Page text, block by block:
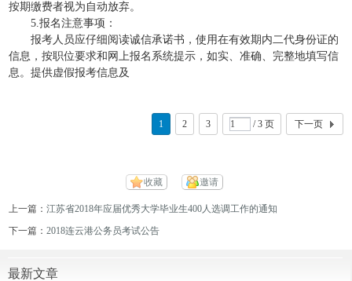
按期缴费者视为自动放弃。
5.报名注意事项：
报考人员应仔细阅读诚信承诺书，使用在有效期内二代身份证的
信息，按职位要求和网上报名系统提示，如实、准确、完整地填写信
息。提供虚假报考信息及
1 2 3 / 3 页 下一页
收藏 邀请
上一篇：江苏省2018年应届优秀大学毕业生400人选调工作的通知
下一篇：2018连云港公务员考试公告
最新文章